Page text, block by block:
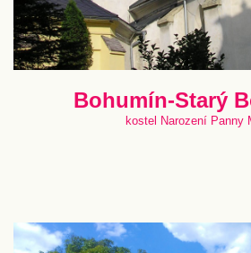
Bohumín-Starý
kostel Narození Panny